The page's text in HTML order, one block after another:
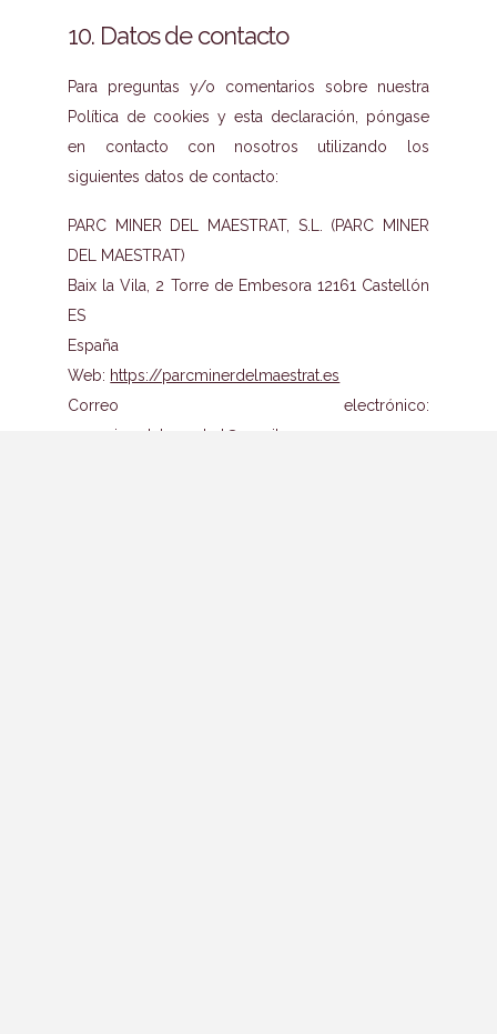
10. Datos de contacto
Para preguntas y/o comentarios sobre nuestra
Política de cookies y esta declaración, póngase
en contacto con nosotros utilizando los
siguientes datos de contacto:
PARC MINER DEL MAESTRAT, S.L. (PARC MINER
DEL MAESTRAT)
Baix la Vila, 2 Torre de Embesora 12161 Castellón
ES
España
Web: https://parcminerdelmaestrat.es
Correo electrónico:
parcminerdelmaestrat@
gmail.com